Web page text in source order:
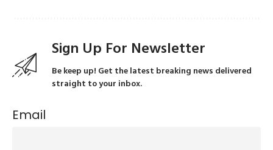
Sign Up For Newsletter
Be keep up! Get the latest breaking news delivered
straight to your inbox.
Email